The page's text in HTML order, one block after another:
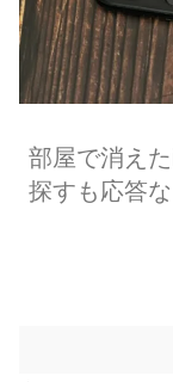
部屋で消え
探すも応答